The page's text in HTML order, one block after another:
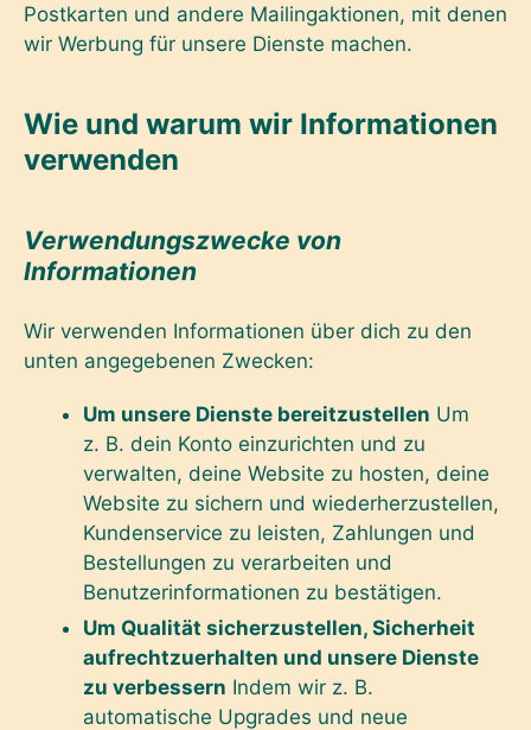
Postkarten und andere Mailingaktionen, mit denen
wir Werbung für unsere Dienste machen.
Wie und warum wir Informationen
verwenden
Verwendungszwecke von
Informationen
Wir verwenden Informationen über dich zu den
unten angegebenen Zwecken:
Um unsere Dienste bereitzustellen Um
z. B. dein Konto einzurichten und zu
verwalten, deine Website zu hosten, deine
Website zu sichern und wiederherzustellen,
Kundenservice zu leisten, Zahlungen und
Bestellungen zu verarbeiten und
Benutzerinformationen zu bestätigen.
Um Qualität sicherzustellen, Sicherheit
aufrechtzuerhalten und unsere Dienste
zu verbessern Indem wir z. B.
automatische Upgrades und neue